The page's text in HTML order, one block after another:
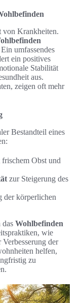
von Krankheiten.
umfassendes
ein positives
Stabilität
aus.
zeigen oft mehr
Bestandteil eines
Obst und
zur Steigerung des
der körperlichen
Wohlbefinden
wie
der
helfen,
zu